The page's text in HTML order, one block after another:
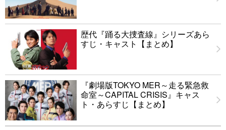
歴代『踊る大捜査線』シリーズあら
すじ・キャスト【まとめ】
『劇場版TOKYO MER～走る緊急救
命室～CAPITAL CRISIS』キャス
ト・あらすじ【まとめ】